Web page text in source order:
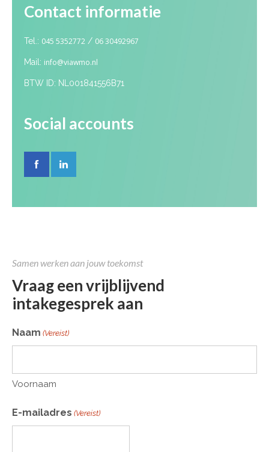
Contact informatie
Tel.: 045 5352772 / 06 30492967
Mail: info@viawmo.nl
BTW ID: NL001841556B71
Social accounts
Samen werken aan jouw toekomst
Vraag een vrijblijvend
intakegesprek aan
Naam (Vereist)
Voornaam
E-mailadres (Vereist)